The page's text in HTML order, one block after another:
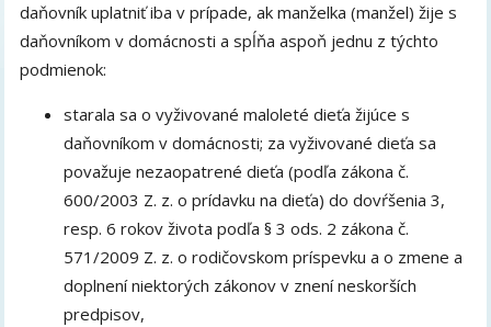
daňovník uplatniť iba v prípade, ak manželka (manžel) žije s
daňovníkom v domácnosti a spĺňa aspoň jednu z týchto
podmienok:
starala sa o vyživované maloleté dieťa žijúce s
daňovníkom v domácnosti; za vyživované dieťa sa
považuje nezaopatrené dieťa (podľa zákona č.
600/2003 Z. z. o prídavku na dieťa) do dovŕšenia 3,
resp. 6 rokov života podľa § 3 ods. 2 zákona č.
571/2009 Z. z. o rodičovskom príspevku a o zmene a
doplnení niektorých zákonov v znení neskorších
predpisov,